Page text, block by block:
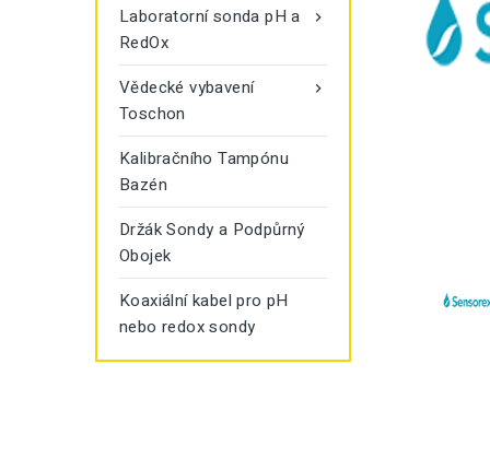

Laboratorní sonda pH a
RedOx

Vědecké vybavení
Toschon
Kalibračního Tampónu
Bazén
Držák Sondy a Podpůrný
Obojek
Koaxiální kabel pro pH
nebo redox sondy